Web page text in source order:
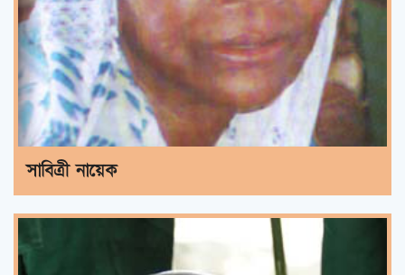
সাবিত্রী নায়েক